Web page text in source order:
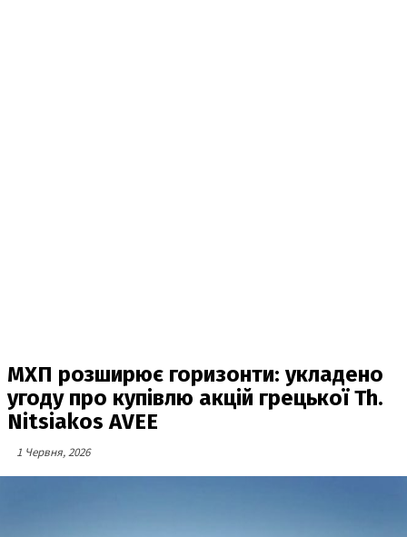
МХП розширює горизонти: укладено
угоду про купівлю акцій грецької Th.
Nitsiakos AVEE
1 Червня, 2026